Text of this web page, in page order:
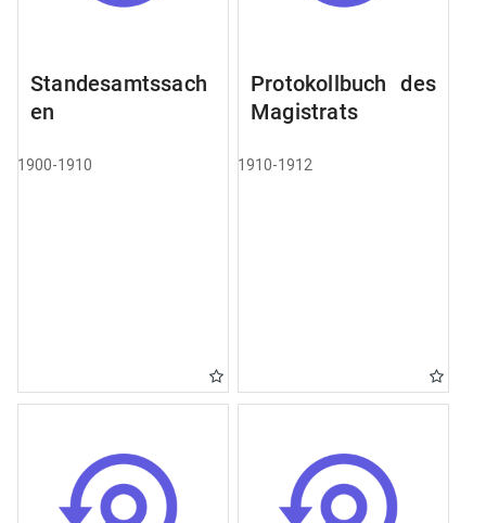
Standesamtssach
en
1900-1910
Protokollbuch des
Magistrats
1910-1912